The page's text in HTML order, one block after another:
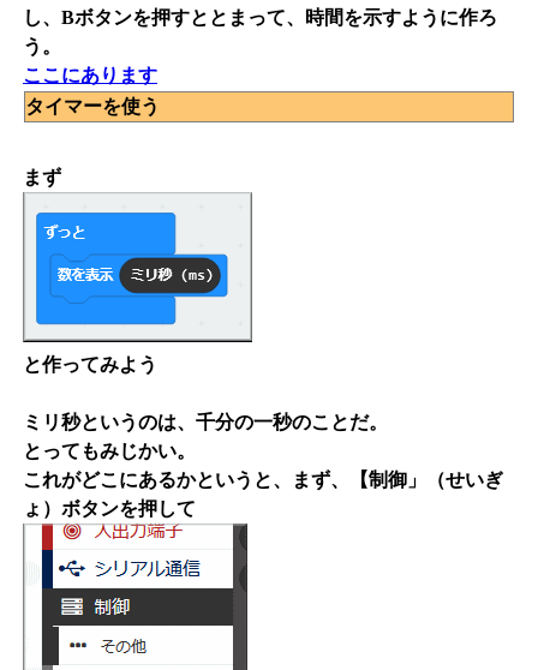
し、Bボタンを押すととまって、時間を示すように作ろ
う。
ここにあります
タイマーを使う
まず
と作ってみよう
ミリ秒というのは、千分の一秒のことだ。
とってもみじかい。
これがどこにあるかというと、まず、【制御」（せいぎ
ょ）ボタンを押して